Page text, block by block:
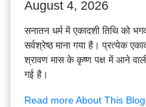
August 4, 2026
सनातन धर्म में एकादशी तिथि को
सर्वश्रेष्ठ माना गया है। प्रत्येक
श्रावण मास के कृष्ण पक्ष में आने वाली
गई है।
Read more About This